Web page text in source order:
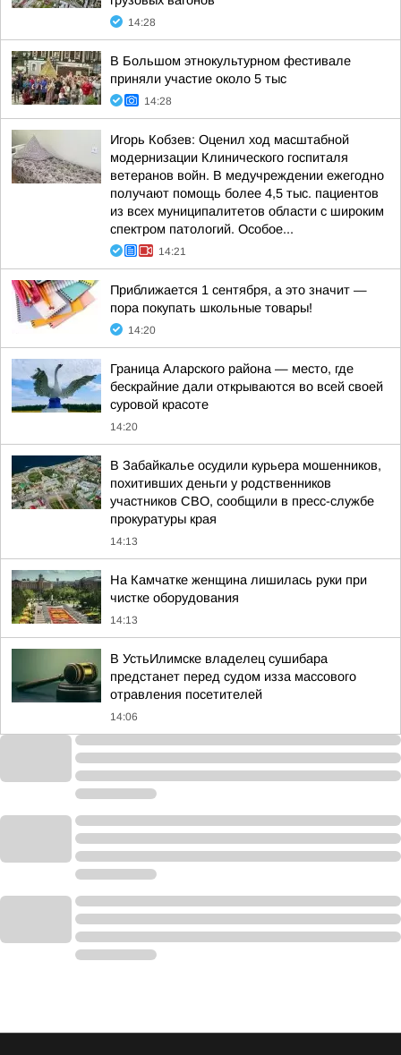
14:28
В Большом этнокультурном фестивале
приняли участие около 5 тыс
14:28
Игорь Кобзев: Оценил ход масштабной
модернизации Клинического госпиталя
ветеранов войн. В медучреждении ежегодно
получают помощь более 4,5 тыс. пациентов
из всех муниципалитетов области с широким
спектром патологий. Особое...
14:21
Приближается 1 сентября, а это значит —
пора покупать школьные товары!
14:20
Граница Аларского района — место, где
бескрайние дали открываются во всей своей
суровой красоте
14:20
В Забайкалье осудили курьера мошенников,
похитивших деньги у родственников
участников СВО, сообщили в пресс-службе
прокуратуры края
14:13
На Камчатке женщина лишилась руки при
чистке оборудования
14:13
В УстьИлимске владелец сушибара
предстанет перед судом изза массового
отравления посетителей
14:06